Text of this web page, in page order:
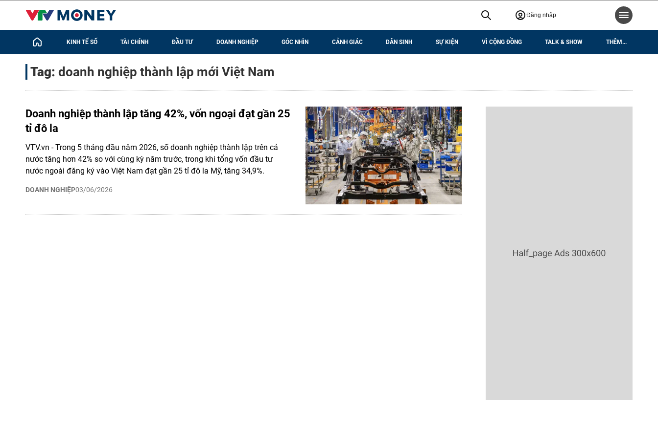
Đăng nhập
KINH TẾ SỐ TÀI CHÍNH ĐẦU TƯ DOANH NGHIỆP GÓC NHÌN CẢNH GIÁC DÂN SINH SỰ KIỆN VÌ CỘNG ĐỒNG TALK & SHOW THÊM...
Tag: doanh nghiệp thành lập mới Việt Nam
Doanh nghiệp thành lập tăng 42%, vốn ngoại đạt gần 25
tỉ đô la
DOANH NGHIỆP03/06/2026
VTV.vn - Trong 5 tháng đầu năm 2026, số doanh nghiệp thành lập trên cả
nước tăng hơn 42% so với cùng kỳ năm trước, trong khi tổng vốn đầu tư
nước ngoài đăng ký vào Việt Nam đạt gần 25 tỉ đô la Mỹ, tăng 34,9%.